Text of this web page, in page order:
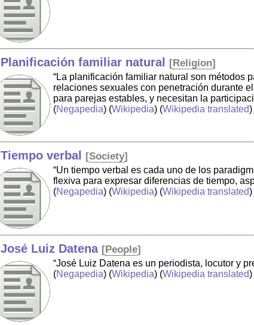
Planificación familiar natural [Religion]
“La planificación familiar natural son métodos
relaciones sexuales con penetración durante
para parejas estables, y necesitan la
(Negapedia) (Wikipedia) (Wikipedia translated)
Tiempo verbal [Society]
“Un tiempo verbal es cada uno de los
flexiva para expresar diferencias de tiempo,
(Negapedia) (Wikipedia) (Wikipedia translated)
José Luiz Datena [People]
“José Luiz Datena es un periodista, locutor y
(Negapedia) (Wikipedia) (Wikipedia translated)